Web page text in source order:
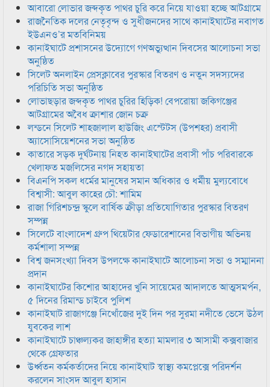
আবারো লোভার জব্দকৃত পাথর চুরি করে নিয়ে যাওয়া হচ্ছে আটগ্রামে
রাজনৈতিক দলের নেতৃবৃন্দ ও সুধীজনদের সাথে কানাইঘাটের নবাগত
ইউএনও’র মতবিনিময়
কানাইঘাটে প্রশাসনের উদ্যোগে গণঅভ্যুত্থান দিবসের আলোচনা সভা
অনুষ্ঠিত
সিলেট অনলাইন প্রেসক্লাবের পুরস্কার বিতরণ ও নতুন সদস্যদের
পরিচিতি সভা অনুষ্ঠিত
লোভাছড়ার জব্দকৃত পাথর চুরির হিড়িক! বেপরোয়া জকিগঞ্জের
আটগ্রামের অবৈধ ক্রাশার জোন চক্র
লন্ডনে সিলেট শাহজালাল হাউজিং এস্টেটস (উপশহর) প্রবাসী
অ্যাসোসিয়েশনের সভা অনুষ্ঠিত
কাতারে সড়ক দুর্ঘটনায় নিহত কানাইঘাটের প্রবাসী পাঁচ পরিবারকে
খেলাফত মজলিসের নগদ সহায়তা
বিএনপি সকল ধর্মের মানুষের সমান অধিকার ও ধর্মীয় মুল্যবোধে
বিশ্বাসী: আবুল কাহের চৌ: শামিম
রাজা গিরিশচন্দ্র স্কুলে বার্ষিক ক্রীড়া প্রতিযোগিতার পুরস্কার বিতরণ
সম্পন্ন
সিলেটে বাংলাদেশ গ্রুপ থিয়েটার ফেডারেশানের বিভাগীয় অভিনয়
কর্মশালা সম্পন্ন
বিশ্ব জনসংখ্যা দিবস উপলক্ষে কানাইঘাটে আলোচনা সভা ও সম্মাননা
প্রদান
কানাইঘাটের কিশোর আহাদের খুনি সায়েমের আদালতে আত্মসমর্পন,
৫ দিনের রিমান্ড চাইবে পুলিশ
কানাইঘাট রাজাগঞ্জে নিখোঁজের দুই দিন পর সুরমা নদীতে ভেসে উঠল
যুবকের লাশ
কানাইঘাটে চাঞ্চল্যকর জাহাঙ্গীর হত্যা মামলার ৩ আসামী কক্সবাজার
থেকে গ্রেফতার
উর্ধ্বতন কর্মকর্তাদের নিয়ে কানাইঘাট স্বাস্থ্য কমপ্লেক্সে পরিদর্শন
করলেন সাংসদ আবুল হাসান